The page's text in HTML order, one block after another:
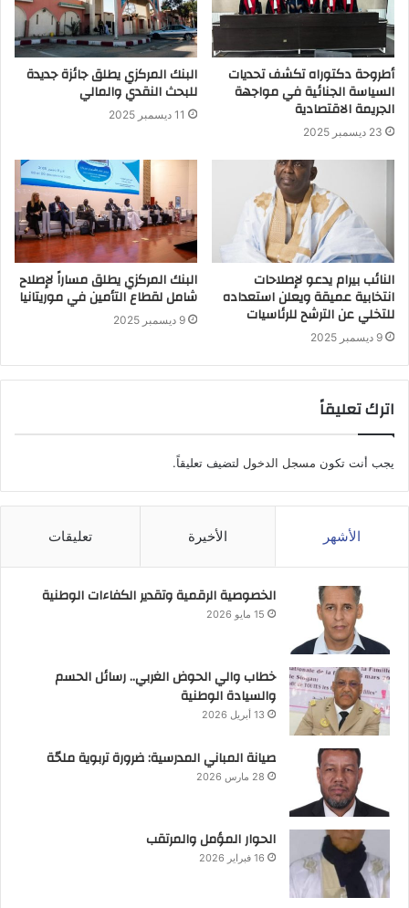
أطروحة دكتوراه تكشف تحديات
السياسة الجنائية في مواجهة
الجريمة الاقتصادية
23 ديسمبر 2025
البنك المركزي يطلق جائزة جديدة
للبحث النقدي والمالي
11 ديسمبر 2025
النائب بيرام يدعو لإصلاحات
انتخابية عميقة ويعلن استعداده
للتخلي عن الترشح للرئاسيات
9 ديسمبر 2025
البنك المركزي يطلق مساراً لإصلاح
شامل لقطاع التأمين في موريتانيا
9 ديسمبر 2025
اترك تعليقاً
يجب أنت تكون مسجل الدخول لتضيف تعليقاً.
الأشهر الأخيرة تعليقات
الخصوصية الرقمية وتقدير الكفاءات الوطنية
15 مايو 2026
خطاب والي الحوض الغربي.. رسائل الحسم
والسيادة الوطنية
13 أبريل 2026
صيانة المباني المدرسية: ضرورة تربوية ملحّة
28 مارس 2026
الحوار المؤمل والمرتقب
16 فبراير 2026